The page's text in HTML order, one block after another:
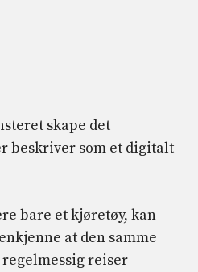
skape det
beskriver som et digitalt
bare et kjøretøy, kan
at den samme
reiser